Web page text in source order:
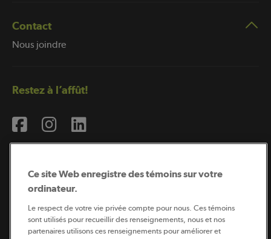
Contact
Nous joindre
Restez à l’affût!
Ce site Web enregistre des témoins sur votre
ordinateur.
Le respect de votre vie privée compte pour nous. Ces témoins
sont utilisés pour recueillir des renseignements, nous et nos
partenaires utilisons ces renseignements pour améliorer et